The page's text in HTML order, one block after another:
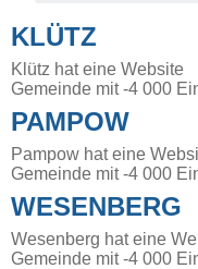
KLÜTZ
Klütz hat eine Website
Gemeinde mit -4 000
PAMPOW
Pampow hat eine
Gemeinde mit -4 000
WESENBERG
Wesenberg hat eine
Gemeinde mit -4 000